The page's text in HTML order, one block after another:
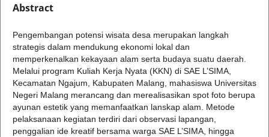
Abstract
Pengembangan potensi wisata desa merupakan langkah
strategis dalam mendukung ekonomi lokal dan
memperkenalkan kekayaan alam serta budaya suatu daerah.
Melalui program Kuliah Kerja Nyata (KKN) di SAE L’SIMA,
Kecamatan Ngajum, Kabupaten Malang, mahasiswa Universitas
Negeri Malang merancang dan merealisasikan spot foto berupa
ayunan estetik yang memanfaatkan lanskap alam. Metode
pelaksanaan kegiatan terdiri dari observasi lapangan,
penggalian ide kreatif bersama warga SAE L’SIMA, hingga